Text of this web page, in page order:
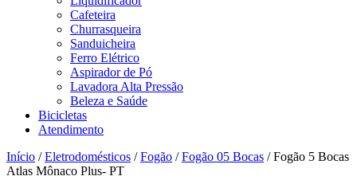
Cafeteira
Churrasqueira
Sanduicheira
Ferro Elétrico
Aspirador de Pó
Lavadora Alta Pressão
Beleza e Saúde
Bicicletas
Atendimento
Início /Eletrodomésticos /Fogão /Fogão 05 Bocas / Fogão 5 Bocas
Atlas Mônaco Plus- PT